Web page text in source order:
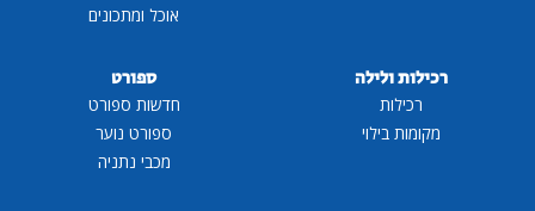
אוכל ומתכונים
רכילות ולילה
רכילות
מקומות בילוי
ספורט
חדשות ספורט
ספורט נוער
מכבי נתניה